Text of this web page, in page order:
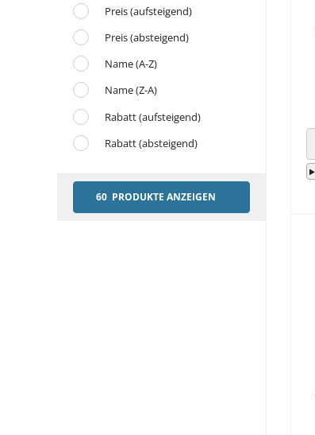
Preis (aufsteigend)
Preis (absteigend)
Name (A-Z)
Name (Z-A)
Rabatt (aufsteigend)
Rabatt (absteigend)
60 PRODUKTE ANZEIGEN